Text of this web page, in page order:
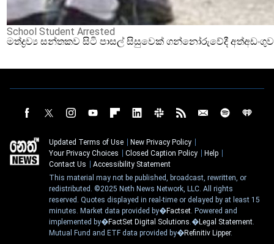
School Student Arrested
මත්ද්‍රව්‍ය සන්තකව සිටි පාසල් සිසුවෙක් ගන්නෝරුවේදී
Updated Terms of Use
New Privacy Policy
Your Privacy Choices
Closed Caption Policy
Help
Contact Us
Accessibility Statement
This material may not be published, broadcast, rewritten, or
redistributed. ©2025 Neth News Network, LLC. All rights
reserved. Quotes displayed in real-time or delayed by at least 15
minutes. Market data provided by�Factset. Powered and
implemented by�FactSet Digital Solutions.�Legal Statement.
Mutual Fund and ETF data provided by�Refinitiv Lipper.